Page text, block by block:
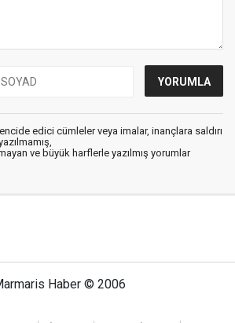
edici cümleler veya imalar, inançlara saldırı
ve büyük harflerle yazılmış yorumlar
Haber © 2006